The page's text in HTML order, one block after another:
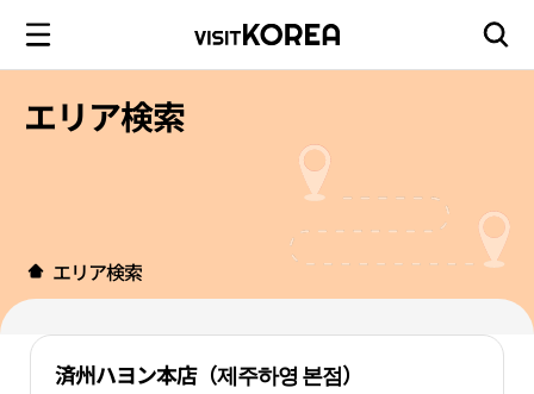
エリア検索
エリア検索
済州ハヨン本店（제주하영 본점）